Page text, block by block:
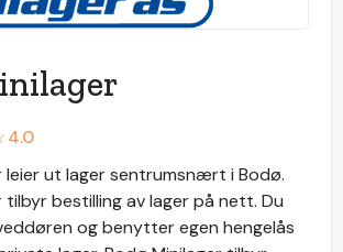
4.0
leier ut lager sentrumsnært i Bodø.
tilbyr bestilling av lager på nett. Du
og benytter egen hengelås